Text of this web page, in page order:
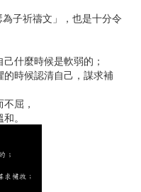
子祈禱文」，也是十分令
什麼時候是軟弱的；
時候認清自己，謀求補
屈，
。